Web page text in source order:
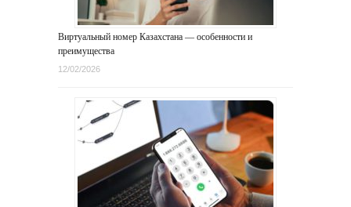
Виртуальный номер Казахстана — особенности и
преимущества
12/02/2026